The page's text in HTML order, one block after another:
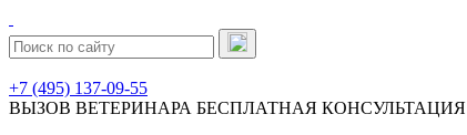
+7 (495) 137-09-55
ВЫЗОВ ВЕТЕРИНАРА БЕСПЛАТНАЯ КОНСУЛЬТАЦИЯ